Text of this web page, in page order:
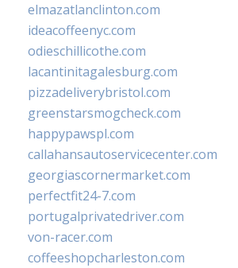
elmazatlanclinton.com
ideacoffeenyc.com
odieschillicothe.com
lacantinitagalesburg.com
pizzadeliverybristol.com
greenstarsmogcheck.com
happypawspl.com
callahansautoservicecenter.com
georgiascornermarket.com
perfectfit24-7.com
portugalprivatedriver.com
von-racer.com
coffeeshopcharleston.com